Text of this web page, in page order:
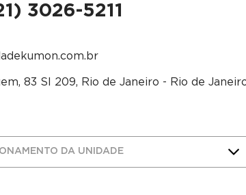
3026-5211
83 Sl 209, Rio de Janeiro - Rio de
DA UNIDADE